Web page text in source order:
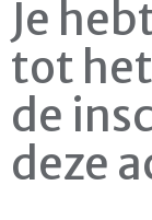
Je
tot
de
deze